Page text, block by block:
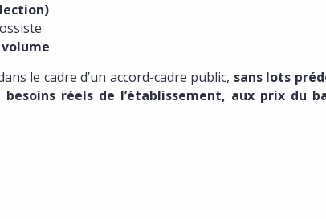
le cadre d’un accord-cadre public, sans lots
besoins réels de l’établissement, aux prix du